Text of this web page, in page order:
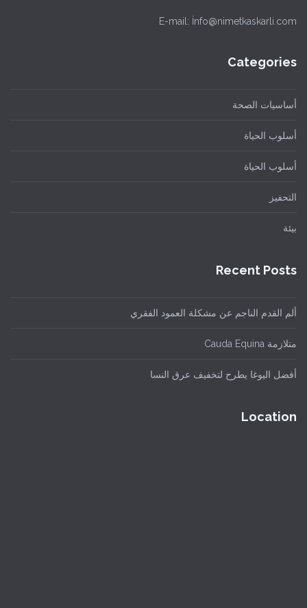
E-mail: İnfo@nimetkaskarli.com
Categories
أساسيات الصحة
أسلوب الحياة
أسلوب الحياة
التحفيز
بيئة
Recent Posts
ألم القدم الناجم عن مشكلة العمود الفقري
متلازمة Cauda Equina
أفضل اليوغا يطرح لتخفيف عرق النسا
Location